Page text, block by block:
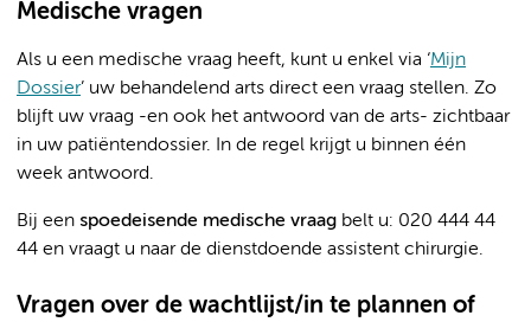
Medische vragen
Als u een medische vraag heeft, kunt u enkel via ‘Mijn
Dossier’ uw behandelend arts direct een vraag stellen. Zo
blijft uw vraag -en ook het antwoord van de arts- zichtbaar
in uw patiëntendossier. In de regel krijgt u binnen één
week antwoord.
Bij een spoedeisende medische vraag belt u: 020 444 44
44 en vraagt u naar de dienstdoende assistent chirurgie.
Vragen over de wachtlijst/in te plannen of